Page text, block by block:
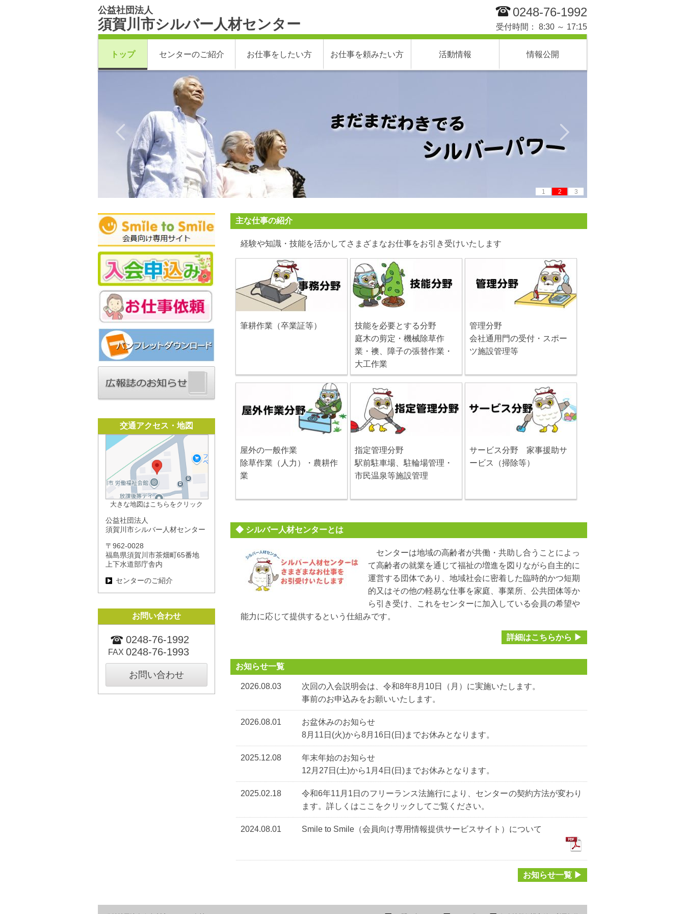
公益社団法人
須賀川市シルバー人材センター
0248-76-1992
受付時間： 8:30 ～ 17:15
トップ センターのご紹介 お仕事をしたい方 お仕事を頼みたい方 活動情報 情報公開
1 2 3
主な仕事の紹介
経験や知識・技能を活かしてさまざまなお仕事をお引き受けいたします
筆耕作業（卒業証等）
技能を必要とする分野
庭木の剪定・機械除草作
業・襖、障子の張替作業・
大工作業
管理分野
会社通用門の受付・スポー
ツ施設管理等
屋外の一般作業
除草作業（人力）・農耕作
業
指定管理分野
駅前駐車場、駐輪場管理・
市民温泉等施設管理
サービス分野 家事援助サ
ービス（掃除等）
◆ シルバー人材センターとは
センターは地域の高齢者が共働・共助し合うことによっ
て高齢者の就業を通じて福祉の増進を図りながら自主的に
運営する団体であり、地域社会に密着した臨時的かつ短期
的又はその他の軽易な仕事を家庭、事業所、公共団体等か
ら引き受け、これをセンターに加入している会員の希望や
能力に応じて提供するという仕組みです。
詳細はこちらから ▶
お知らせ一覧
2026.08.03
次回の入会説明会は、令和8年8月10日（月）に実施いたします。
事前のお申込みをお願いいたします。
2026.08.01
お盆休みのお知らせ
8月11日(火)から8月16日(日)までお休みとなります。
2025.12.08
年末年始のお知らせ
12月27日(土)から1月4日(日)までお休みとなります。
2025.02.18
令和6年11月1日のフリーランス法施行により、センターの契約方法が変わり
ます。詳しくはここをクリックしてご覧ください。
2024.08.01 Smile to Smile（会員向け専用情報提供サービスサイト）について
お知らせ一覧 ▶
交通アクセス・地図
大きな地図はこちらをクリック
公益社団法人
須賀川市シルバー人材センター
〒962-0028
福島県須賀川市茶畑町65番地
上下水道部庁舎内
センターのご紹介
お問い合わせ
0248-76-1992
FAX 0248-76-1993
お問い合わせ